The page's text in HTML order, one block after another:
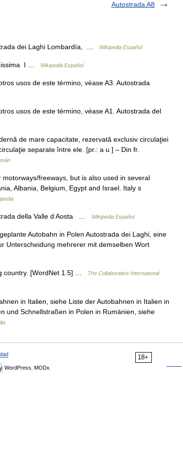
Autostrada A8
dei Laghi Lombardía, … Wikipedia Español
I … Wikipedia Español
usos de este término, véase A3. Autostrada
usos de este término, véase A1. Autostrada del
de mare capacitate, rezervată exclusiv circulaţiei
separate între ele. [pr.: a u ] – Din fr.
freeways, but is also used in several
Albania, Belgium, Egypt and Israel. Italy s
della Valle d Aosta … Wikipedia Español
Autobahn in Polen Autostrada dei Laghi, eine
Unterscheidung mehrerer mit demselben Wort
country. [WordNet 1.5] …
The Collaborative International
in Italien, siehe Liste der Autobahnen in Italien in
und Schnellstraßen in Polen in Rumänien, siehe
18+
WordPress, MODx.